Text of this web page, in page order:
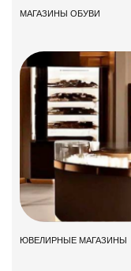
МАГАЗИНЫ ОБУВИ
ЮВЕЛИРНЫЕ МАГАЗИНЫ